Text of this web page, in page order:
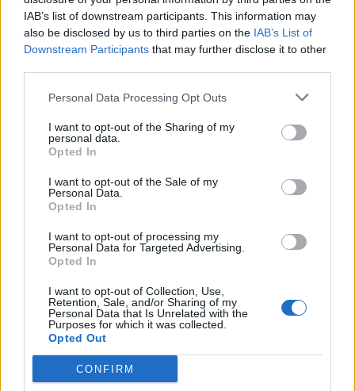
IAB’s list of downstream participants. This information may
also be disclosed by us to third parties on the IAB’s List of
Downstream Participants that may further disclose it to other
Personal Data Processing Opt Outs
I want to opt-out of the Sharing of my
personal data.
Opted In
I want to opt-out of the Sale of my
Personal Data.
Opted In
I want to opt-out of processing my
Personal Data for Targeted Advertising.
Opted In
I want to opt-out of Collection, Use,
Retention, Sale, and/or Sharing of my
Personal Data that Is Unrelated with the
Purposes for which it was collected.
Opted Out
CONFIRM